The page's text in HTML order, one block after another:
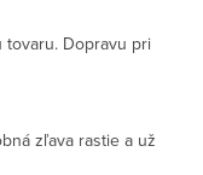
Dopravu pri
zľava rastie a už